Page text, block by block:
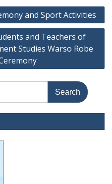
and Sport Activities
and Teachers of
Studies Warso Robe